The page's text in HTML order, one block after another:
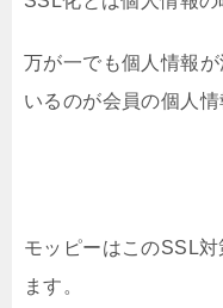
万が一でも個人情報
いるのが会員の個人
モッピーはこのSSL
ます。